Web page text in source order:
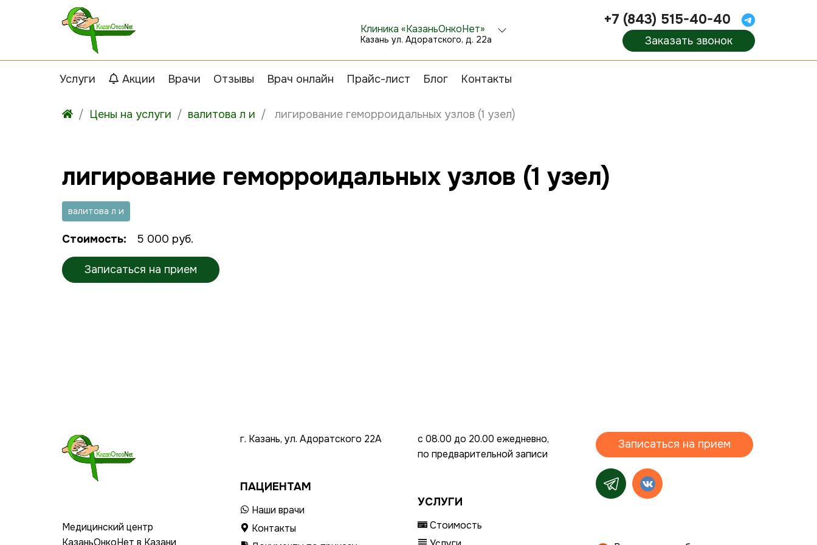
Клиника «КазаньОнкоНет»
Казань ул. Адоратского, д. 22а
+7 (843) 515-40-40
Заказать звонок
Услуги Акции Врачи Отзывы Врач онлайн Прайс-лист Блог Контакты
Цены на услуги валитова л и лигирование геморроидальных узлов (1 узел)
лигирование геморроидальных узлов (1 узел)
валитова л и
Стоимость: 5 000 руб.
Записаться на прием
Медицинский центр
г. Казань, ул. Адоратского 22А
ПАЦИЕНТАМ
Наши врачи
Контакты
с 08.00 до 20.00 ежедневно,
по предварительной записи
УСЛУГИ
Стоимость
Записаться на прием